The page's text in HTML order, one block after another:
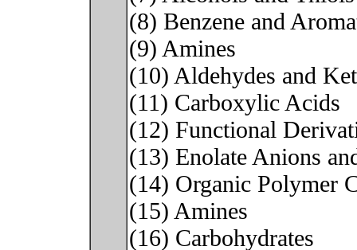
(8) Benzene and
(9) Amines
(10) Aldehydes and
(11) Carboxylic Acids
(12) Functional
(13) Enolate Anions
(14) Organic Polymer
(15) Amines
(16) Carbohydrates